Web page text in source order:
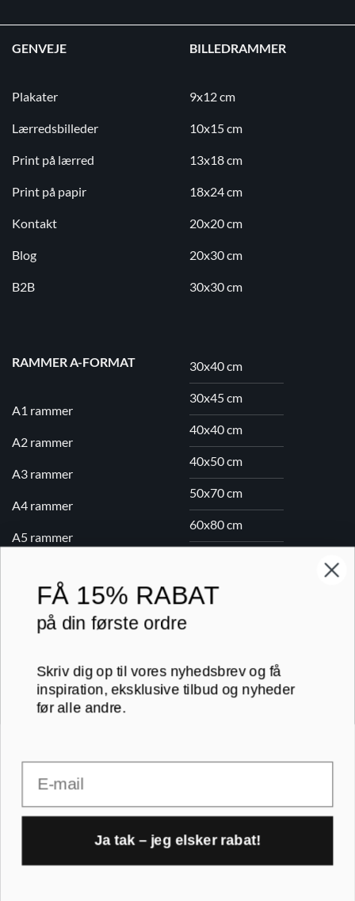
GENVEJE
Plakater
Lærredsbilleder
Print på lærred
Print på papir
Kontakt
Blog
B2B
BILLEDRAMMER
9x12 cm
10x15 cm
13x18 cm
18x24 cm
20x20 cm
20x30 cm
30x30 cm
RAMMER A-FORMAT
A1 rammer
A2 rammer
A3 rammer
A4 rammer
A5 rammer
30x40 cm
30x45 cm
40x40 cm
40x50 cm
50x70 cm
60x80 cm
Printogrammer.dk · Navervej 21 · 8382 Hinnerup · CVR 40736166 ·
(+45) 8844 1630 · kundeservice@printogrammer.dk
© 2026 Printogrammer.dk
Pay
1
FÅ 15% RABAT
på din første ordre
Skriv dig op til vores nyhedsbrev og få
inspiration, eksklusive tilbud og nyheder
før alle andre.
Ja tak – jeg elsker rabat!